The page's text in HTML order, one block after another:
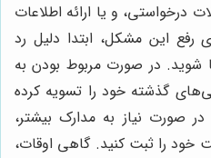
درخواستی، و یا ارائه اطلاعات
رفع این مشکل، ابتدا دلیل رد
شوید. در صورت مربوط بودن به
گذشته خود را تسویه کرده
صورت نیاز به مدارک بیشتر،
خود را ثبت کنید. گاهی اوقات،